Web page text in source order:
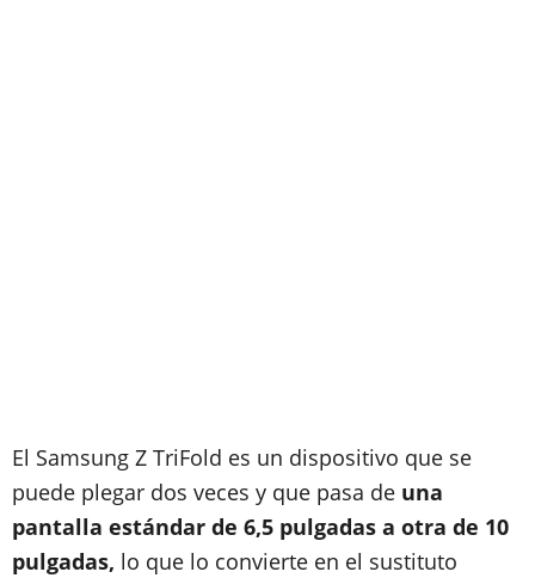
El Samsung Z TriFold es un dispositivo que se
puede plegar dos veces y que pasa de una
pantalla estándar de 6,5 pulgadas a otra de 10
pulgadas, lo que lo convierte en el sustituto